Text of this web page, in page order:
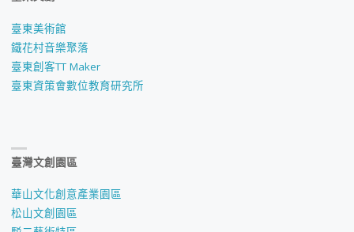
臺東美術館
鐵花村音樂聚落
臺東創客TT Maker
臺東資策會數位教育研究所
臺灣文創園區
華山文化創意產業園區
松山文創園區